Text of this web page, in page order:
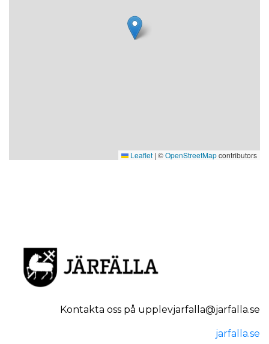
Leaflet | ©OpenStreetMapcontributors
Kontakta oss på upplevjarfalla@jarfalla.se
jarfalla.se